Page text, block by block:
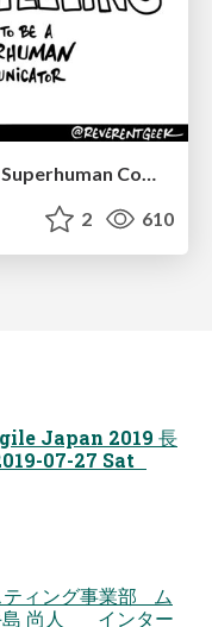
2 610
Japan 2019 長
07-27 Sat
ィング事業部 ム
島 尚人 インター